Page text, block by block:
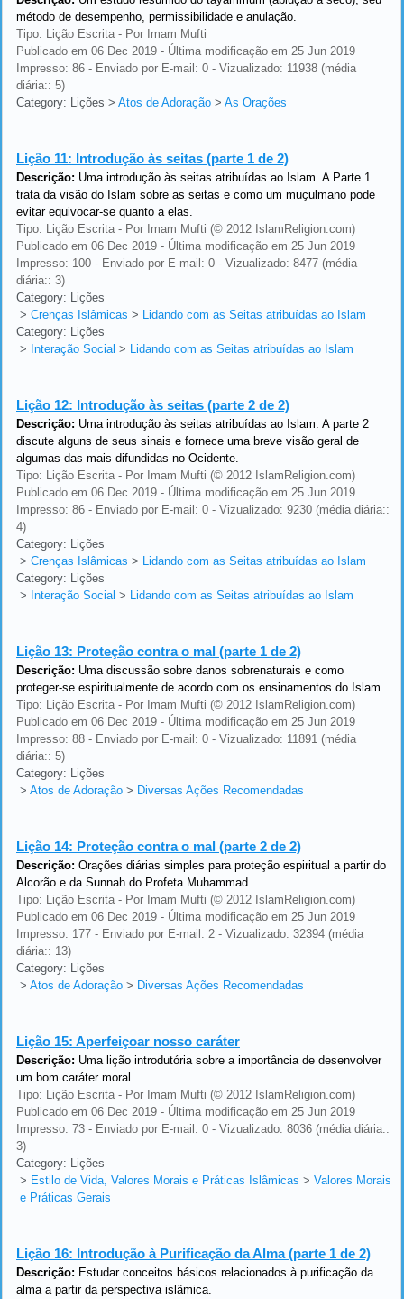
método de desempenho, permissibilidade e anulação.
Tipo: Lição Escrita - Por Imam Mufti
Publicado em 06 Dec 2019 - Última modificação em 25 Jun 2019
Impresso: 86 - Enviado por E-mail: 0 - Vizualizado: 11938 (média
diária:: 5)
Category: Lições > Atos de Adoração > As Orações
Lição 11: Introdução às seitas (parte 1 de 2)
Descrição: Uma introdução às seitas atribuídas ao Islam. A Parte 1
trata da visão do Islam sobre as seitas e como um muçulmano pode
evitar equivocar-se quanto a elas.
Tipo: Lição Escrita - Por Imam Mufti (© 2012 IslamReligion.com)
Publicado em 06 Dec 2019 - Última modificação em 25 Jun 2019
Impresso: 100 - Enviado por E-mail: 0 - Vizualizado: 8477 (média
diária:: 3)
Category: Lições
> Crenças Islâmicas > Lidando com as Seitas atribuídas ao Islam
Category: Lições
> Interação Social > Lidando com as Seitas atribuídas ao Islam
Lição 12: Introdução às seitas (parte 2 de 2)
Descrição: Uma introdução às seitas atribuídas ao Islam. A parte 2
discute alguns de seus sinais e fornece uma breve visão geral de
algumas das mais difundidas no Ocidente.
Tipo: Lição Escrita - Por Imam Mufti (© 2012 IslamReligion.com)
Publicado em 06 Dec 2019 - Última modificação em 25 Jun 2019
Impresso: 86 - Enviado por E-mail: 0 - Vizualizado: 9230 (média diária::
4)
Category: Lições
> Crenças Islâmicas > Lidando com as Seitas atribuídas ao Islam
Category: Lições
> Interação Social > Lidando com as Seitas atribuídas ao Islam
Lição 13: Proteção contra o mal (parte 1 de 2)
Descrição: Uma discussão sobre danos sobrenaturais e como
proteger-se espiritualmente de acordo com os ensinamentos do Islam.
Tipo: Lição Escrita - Por Imam Mufti (© 2012 IslamReligion.com)
Publicado em 06 Dec 2019 - Última modificação em 25 Jun 2019
Impresso: 88 - Enviado por E-mail: 0 - Vizualizado: 11891 (média
diária:: 5)
Category: Lições
> Atos de Adoração > Diversas Ações Recomendadas
Lição 14: Proteção contra o mal (parte 2 de 2)
Descrição: Orações diárias simples para proteção espiritual a partir do
Alcorão e da Sunnah do Profeta Muhammad.
Tipo: Lição Escrita - Por Imam Mufti (© 2012 IslamReligion.com)
Publicado em 06 Dec 2019 - Última modificação em 25 Jun 2019
Impresso: 177 - Enviado por E-mail: 2 - Vizualizado: 32394 (média
diária:: 13)
Category: Lições
> Atos de Adoração > Diversas Ações Recomendadas
Lição 15: Aperfeiçoar nosso caráter
Descrição: Uma lição introdutória sobre a importância de desenvolver
um bom caráter moral.
Tipo: Lição Escrita - Por Imam Mufti (© 2012 IslamReligion.com)
Publicado em 06 Dec 2019 - Última modificação em 25 Jun 2019
Impresso: 73 - Enviado por E-mail: 0 - Vizualizado: 8036 (média diária::
3)
Category: Lições
> Estilo de Vida, Valores Morais e Práticas Islâmicas > Valores Morais
e Práticas Gerais
Lição 16: Introdução à Purificação da Alma (parte 1 de 2)
Descrição: Estudar conceitos básicos relacionados à purificação da
alma a partir da perspectiva islâmica.